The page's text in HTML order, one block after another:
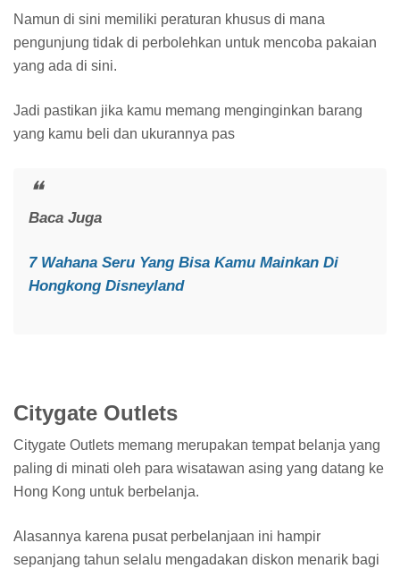
Namun di sini memiliki peraturan khusus di mana
pengunjung tidak di perbolehkan untuk mencoba pakaian
yang ada di sini.
Jadi pastikan jika kamu memang menginginkan barang
yang kamu beli dan ukurannya pas
Baca Juga
7 Wahana Seru Yang Bisa Kamu Mainkan Di
Hongkong Disneyland
Citygate Outlets
Citygate Outlets memang merupakan tempat belanja yang
paling di minati oleh para wisatawan asing yang datang ke
Hong Kong untuk berbelanja.
Alasannya karena pusat perbelanjaan ini hampir
sepanjang tahun selalu mengadakan diskon menarik bagi